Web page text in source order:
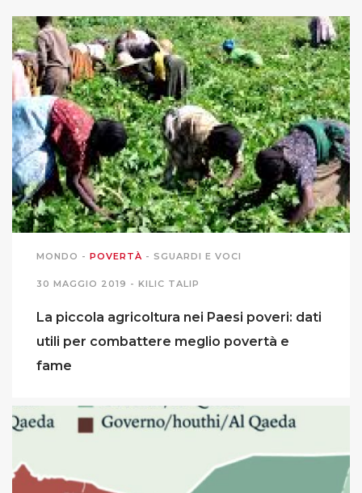
MIGRAZIONI
POVERTÀ
SALUTE
EDITORIALI
PUNTI DI VISTA
SGUARDI E VOCI
MONDO IN CIFRE
PODCAST EVENTI
MONDO - POVERTÀ - SGUARDI E VOCI
30 MAGGIO 2019 - KILIC TALIP
La piccola agricoltura nei Paesi poveri: dati
utili per combattere meglio povertà e
fame